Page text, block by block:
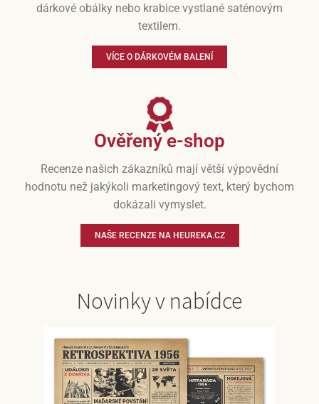
dárkové obálky nebo krabice vystlané saténovým
textilem.
VÍCE O DÁRKOVÉM BALENÍ
Ověřený e-shop
Recenze našich zákazníků mají větší výpovědní
hodnotu než jakýkoli marketingový text, který bychom
dokázali vymyslet.
NAŠE RECENZE NA HEUREKA.CZ
Novinky v nabídce